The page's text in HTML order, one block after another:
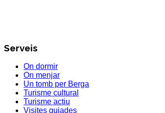
Serveis
On dormir
On menjar
Un tomb per Berga
Turisme cultural
Turisme actiu
Visites guiades